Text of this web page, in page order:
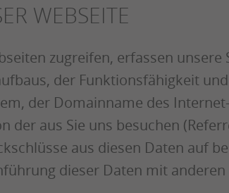
WEBSEITE
zugreifen, erfassen
der Funktionsfähigkeit
der Domainname des
der aus Sie uns besuchen
aus diesen Daten auf
dieser Daten mit